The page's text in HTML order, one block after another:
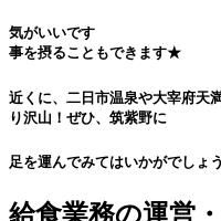
気がいいです
事を摂ることもできます★
近くに、二日市温泉や大宰府天
り沢山！ぜひ、筑紫野に
足を運んでみてはいかがでしょ
給食業務の運営